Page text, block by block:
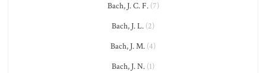
Bach, J. C. F.(7)
Bach, J. L. (2)
Bach, J. M. (4)
Bach, J. N. (1)